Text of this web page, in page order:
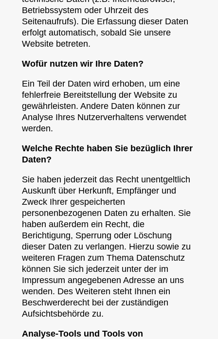
Betriebssystem oder Uhrzeit des
Seitenaufrufs). Die Erfassung dieser Daten
erfolgt automatisch, sobald Sie unsere
Website betreten.
Wofür nutzen wir Ihre Daten?
Ein Teil der Daten wird erhoben, um eine
fehlerfreie Bereitstellung der Website zu
gewährleisten. Andere Daten können zur
Analyse Ihres Nutzerverhaltens verwendet
werden.
Welche Rechte haben Sie bezüglich Ihrer
Daten?
Sie haben jederzeit das Recht unentgeltlich
Auskunft über Herkunft, Empfänger und
Zweck Ihrer gespeicherten
personenbezogenen Daten zu erhalten. Sie
haben außerdem ein Recht, die
Berichtigung, Sperrung oder Löschung
dieser Daten zu verlangen. Hierzu sowie zu
weiteren Fragen zum Thema Datenschutz
können Sie sich jederzeit unter der im
Impressum angegebenen Adresse an uns
wenden. Des Weiteren steht Ihnen ein
Beschwerderecht bei der zuständigen
Aufsichtsbehörde zu.
Analyse-Tools und Tools von